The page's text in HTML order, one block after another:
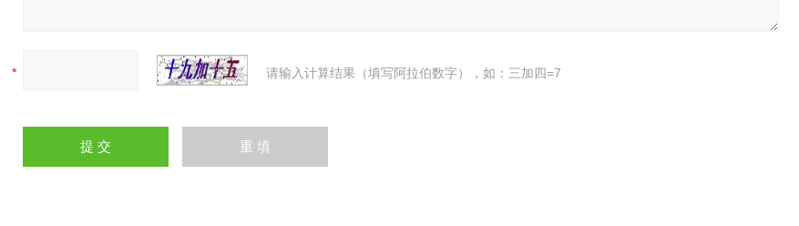
请输入计算结果（填写阿拉伯数字），如：三加四=7